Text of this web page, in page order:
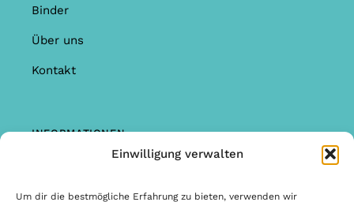
Einwilligung verwalten
Um dir die bestmögliche Erfahrung zu bieten, verwenden wir
Binder
Über uns
Kontakt
INFORMATIONEN
Garantie & Reklamationen